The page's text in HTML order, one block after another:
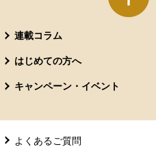
連載コラム
はじめての方へ
キャンペーン・イベント
よくあるご質問